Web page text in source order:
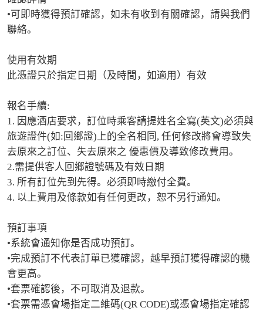
•可即時獲得預訂確認，如未有收到有關確認，請與我們
聯絡。
使用有效期
此憑證只於指定日期（及時間，如適用）有效
報名手續:
1. 因應酒店要求，訂位時乘客請提姓名全寫(英文)必須與
旅遊證件(如:回鄉證)上的全名相同, 任何修改將會導致失
去原來之訂位、失去原來之 優惠價及導致修改費用。
2.需提供客人回鄉證號碼及有效日期
3. 所有訂位先到先得。必須即時繳付全費。
4. 以上費用及條款如有任何更改，恕不另行通知。
預訂事項
•系統會通知你是否成功預訂。
•完成預訂不代表訂單已獲確認，越早預訂獲得確認的機
會更高。
•套票確認後，不可取消及退款。
•套票需憑會場指定二維碼(QR CODE)或憑會場指定確認